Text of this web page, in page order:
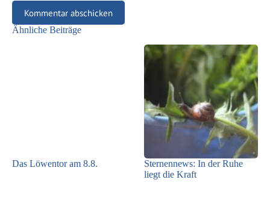
Kommentar abschicken
Ähnliche Beiträge
Das Löwentor am 8.8.
Sternennews: In der Ruhe
liegt die Kraft